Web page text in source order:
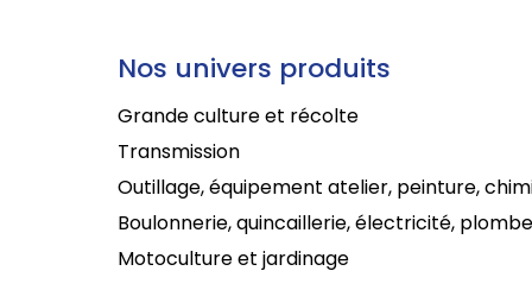
Nos univers produits
Grande culture et récolte
Transmission
Outillage, équipement atelier, peinture,
Boulonnerie, quincaillerie, électricité,
Motoculture et jardinage